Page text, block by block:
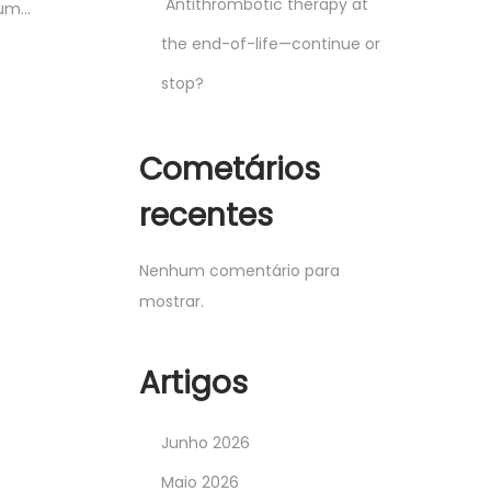
the end-of-life—continue or
stop?
Cometários
recentes
Nenhum comentário para
mostrar.
Artigos
Junho 2026
Maio 2026